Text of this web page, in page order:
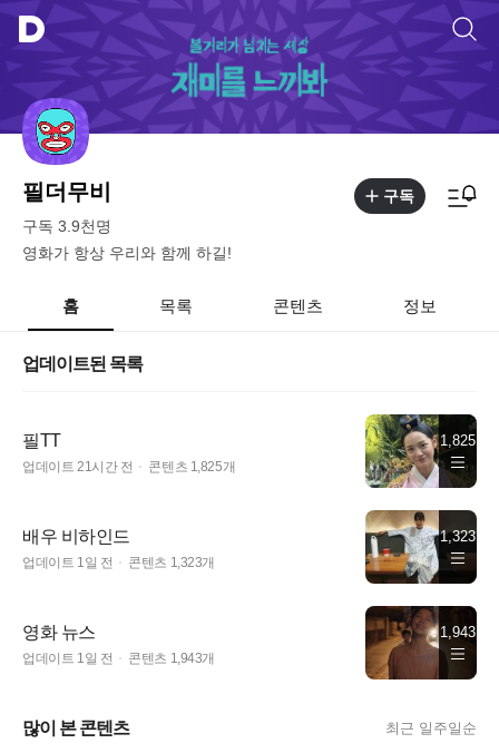
필더무비
구독 3.9천명
영화가 항상 우리와 함께 하길!
구독
홈 목록 콘텐츠 정보
업데이트된 목록
1,825
필TT
업데이트 21시간 전 콘텐츠 1,825개
1,323
배우 비하인드
업데이트 1일 전 콘텐츠 1,323개
1,943
영화 뉴스
업데이트 1일 전 콘텐츠 1,943개
많이 본 콘텐츠 최근 일주일순